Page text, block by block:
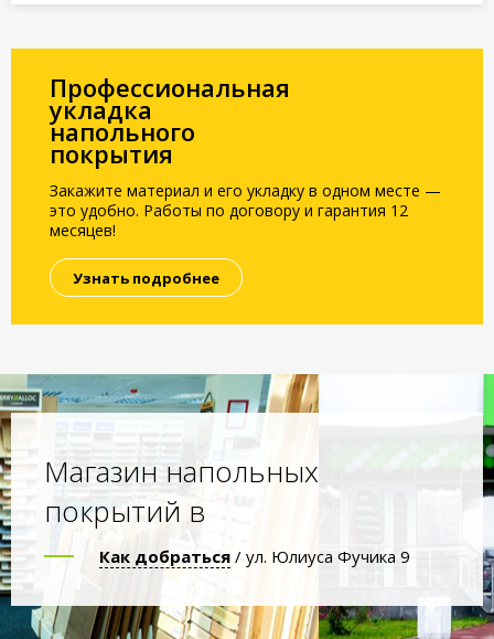
Профессиональная
укладка
напольного
покрытия
Закажите материал и его укладку в одном месте —
это удобно. Работы по договору и гарантия 12
месяцев!
Узнать подробнее
Магазин напольных
покрытий в
Как добраться / ул. Юлиуса Фучика 9